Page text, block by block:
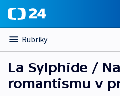
Rubriky
La Sylphide /
romantismu v